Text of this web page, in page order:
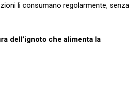
li consumano regolarmente, senza
dell’ignoto che alimenta la